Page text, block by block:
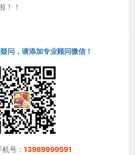
！！
问，请添加专业顾问微信！
号： 13989999591